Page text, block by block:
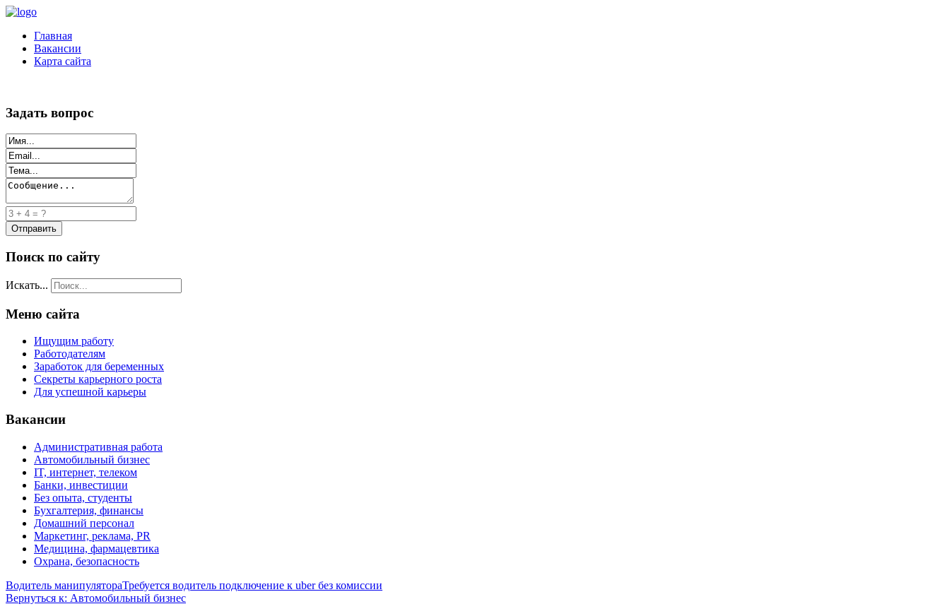
Главная
Вакансии
Карта сайта
Задать вопрос
Поиск по сайту
Искать...
Меню сайта
Ищущим работу
Работодателям
Заработок для беременных
Секреты карьерного роста
Для успешной карьеры
Вакансии
Административная работа
Автомобильный бизнес
IT, интернет, телеком
Банки, инвестиции
Без опыта, студенты
Бухгалтерия, финансы
Домашний персонал
Маркетинг, реклама, PR
Медицина, фармацевтика
Охрана, безопасность
Водитель манипулятораТребуется водитель подключение к uber без комиссии
Вернуться к: Автомобильный бизнес